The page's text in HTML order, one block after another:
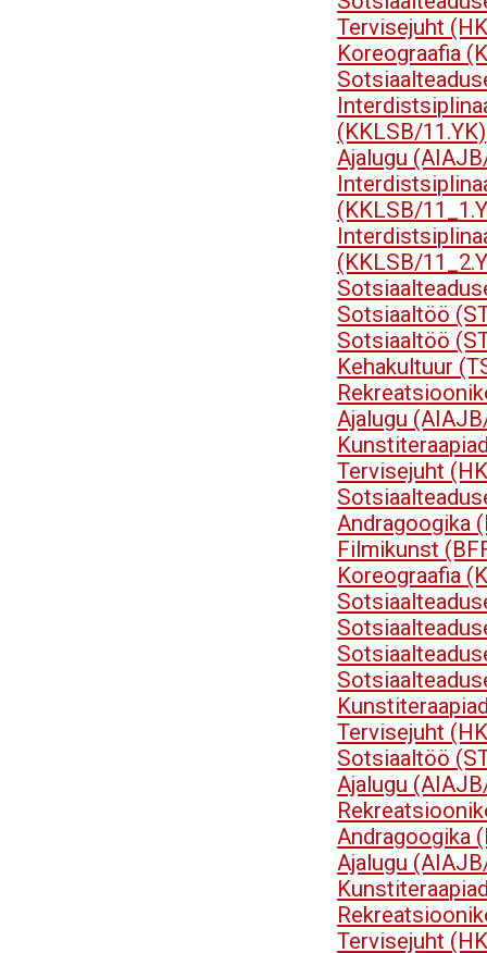
Tervisejuht
Koreograafia
(KKLSB/11.YK)
Ajalugu
(KKLSB/
(KKLSB/
Sotsiaaltöö
Sotsiaaltöö
Kehakultuur
Ajalugu
Tervisejuht
Andragoogika
Filmikunst
Koreograafia
Tervisejuht
Sotsiaaltöö
Ajalugu
Andragoogika
Ajalugu
Tervisejuht